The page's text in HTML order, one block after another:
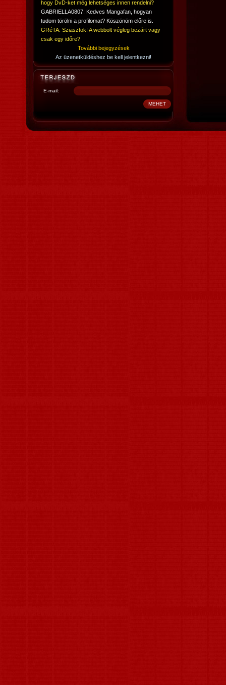
hogy DvD-ket még lehetséges innen rendelni?
GABRIELLA0807: Kedves Mangafan, hogyan
tudom törölni a profilomat? Köszönöm előre is.
GRéTA: Sziasztok! A webbolt végleg bezárt vagy
csak egy időre?
További bejegyzések
Az üzenetküldéshez be kell jelentkezni!
E-mail: